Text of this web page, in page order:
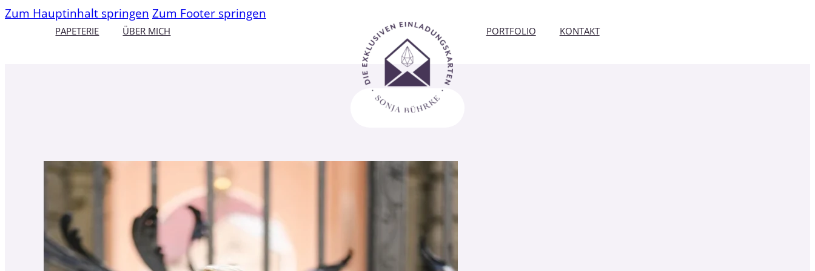
Zum Hauptinhalt springen Zum Footer springen
PAPETERIE ÜBER MICH PORTFOLIO KONTAKT